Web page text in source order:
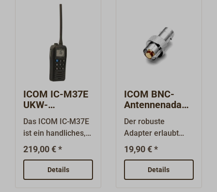
ICOM IC-M37E
UKW-
Handfunkgerät
Das ICOM IC-M37E
ist ein handliches,
schwimmfähiges
UKW-
Handfunkgerät mit
großen Tasten und
219,00 € *
Details
ICOM BNC-
Antennenadapt
er für
Handfunkgerät
e AD-98FSC
Der robuste
Adapter erlaubt
den Anschluss
einer externen
Antenne mit BNC-
Stecker an einem
19,90 € *
Details